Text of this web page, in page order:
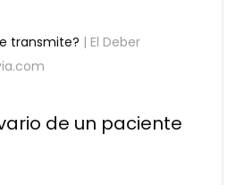
transmite? | El Deber
de un paciente